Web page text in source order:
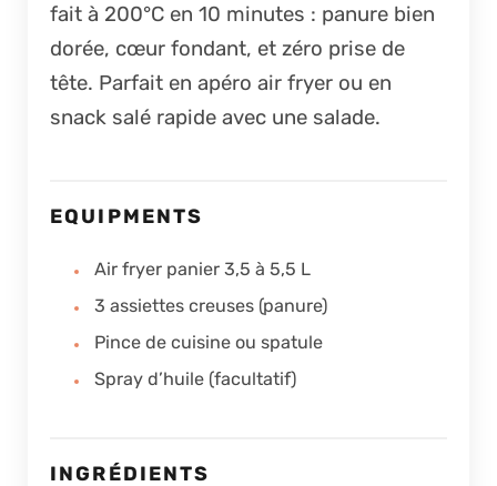
fait à 200°C en 10 minutes : panure bien
dorée, cœur fondant, et zéro prise de
tête. Parfait en apéro air fryer ou en
snack salé rapide avec une salade.
EQUIPMENTS
Air fryer panier 3,5 à 5,5 L
3 assiettes creuses (panure)
Pince de cuisine ou spatule
Spray d’huile (facultatif)
INGRÉDIENTS